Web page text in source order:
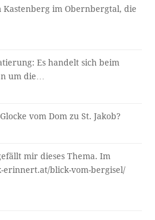
Kastenberg im Obernbergtal, die
Es handelt sich beim
um die…
vom Dom zu St. Jakob?
mir dieses Thema. Im
erinnert.at/blick-vom-bergisel/